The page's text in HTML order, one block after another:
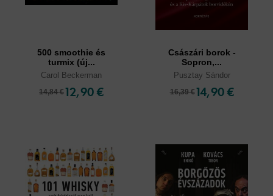
500 smoothie és
turmix (új...
Carol Beckerman
14,84 €12,90 €
Császári borok -
Sopron,...
Pusztay Sándor
16,39 € 14,90 €